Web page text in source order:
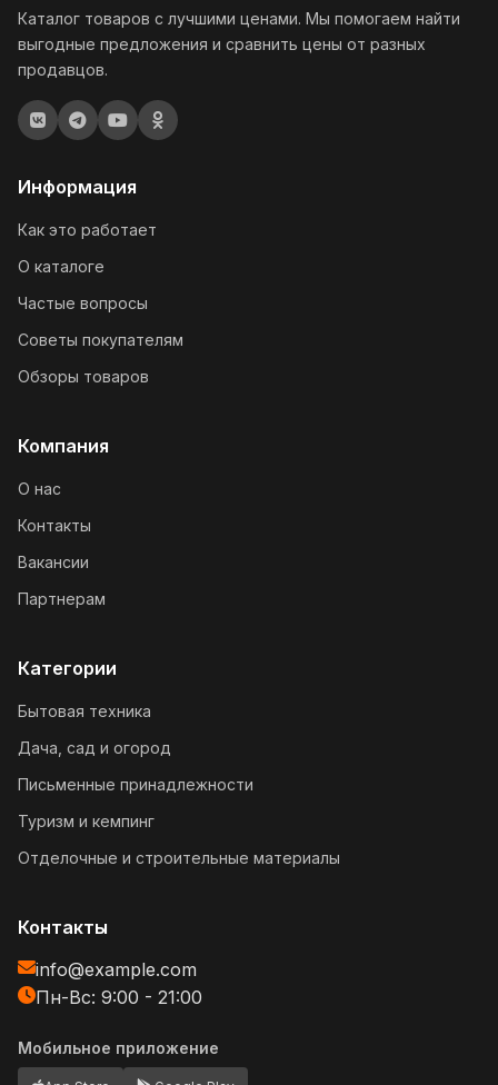
Каталог товаров с лучшими ценами. Мы помогаем найти
выгодные предложения и сравнить цены от разных
продавцов.
Информация
Как это работает
О каталоге
Частые вопросы
Советы покупателям
Обзоры товаров
Компания
О нас
Контакты
Вакансии
Партнерам
Категории
Бытовая техника
Дача, сад и огород
Письменные принадлежности
Туризм и кемпинг
Отделочные и строительные материалы
Контакты
info@example.com
Пн-Вс: 9:00 - 21:00
Мобильное приложение